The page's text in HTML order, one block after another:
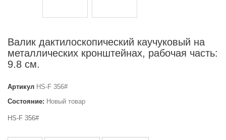
Валик дактилоскопический каучуковый на
металлических кронштейнах, рабочая часть:
9.8 см.
Артикул HS-F 356#
Состояние: Новый товар
HS-F 356#